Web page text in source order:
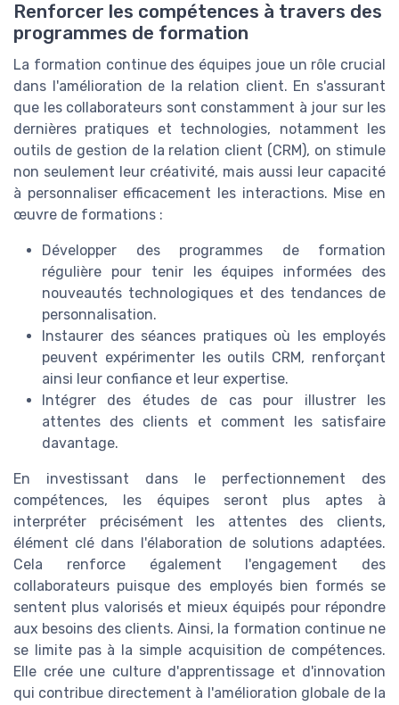
Renforcer les compétences à travers des
programmes de formation
La formation continue des équipes joue un rôle crucial
dans l'amélioration de la relation client. En s'assurant
que les collaborateurs sont constamment à jour sur les
dernières pratiques et technologies, notamment les
outils de gestion de la relation client (CRM), on stimule
non seulement leur créativité, mais aussi leur capacité
à personnaliser efficacement les interactions. Mise en
œuvre de formations :
Développer des programmes de formation
régulière pour tenir les équipes informées des
nouveautés technologiques et des tendances de
personnalisation.
Instaurer des séances pratiques où les employés
peuvent expérimenter les outils CRM, renforçant
ainsi leur confiance et leur expertise.
Intégrer des études de cas pour illustrer les
attentes des clients et comment les satisfaire
davantage.
En investissant dans le perfectionnement des
compétences, les équipes seront plus aptes à
interpréter précisément les attentes des clients,
élément clé dans l'élaboration de solutions adaptées.
Cela renforce également l'engagement des
collaborateurs puisque des employés bien formés se
sentent plus valorisés et mieux équipés pour répondre
aux besoins des clients. Ainsi, la formation continue ne
se limite pas à la simple acquisition de compétences.
Elle crée une culture d'apprentissage et d'innovation
qui contribue directement à l'amélioration globale de la